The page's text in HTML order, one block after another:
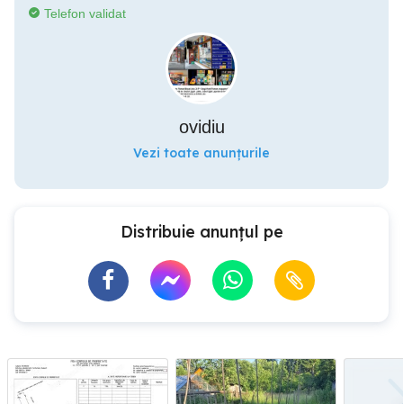
Telefon validat
ovidiu
Vezi toate anunțurile
Distribuie anunțul pe